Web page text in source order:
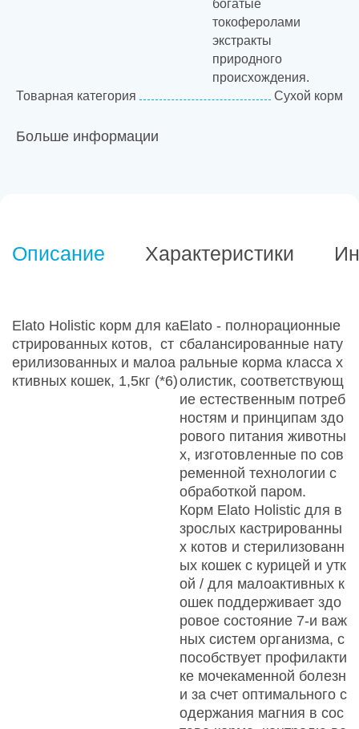
богатые
токоферолами
экстракты
природного
происхождения.
Товарная категория
Сухой корм
Больше информации
Описание Характеристики
Elato Holistic корм для ка
стрированных котов, ст
ерилизованных и малоа
ктивных кошек, 1,5кг (*6)
Elato - полнорационные
сбалансированные нату
ральные корма класса х
олистик, соответствующ
ие естественным потреб
ностям и принципам здо
рового питания животны
х, изготовленные по сов
ременной технологии с
обработкой паром.
Корм Elato Holistic для в
зрослых кастрированны
х котов и стерилизованн
ых кошек с курицей и утк
ой / для малоактивных к
ошек поддерживает здо
ровое состояние 7-и важ
ных систем организма, с
пособствует профилакти
ке мочекаменной болезн
и за счет оптимального с
одержания магния в сос